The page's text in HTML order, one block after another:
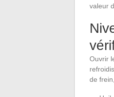
valeur
Ouvrir
de